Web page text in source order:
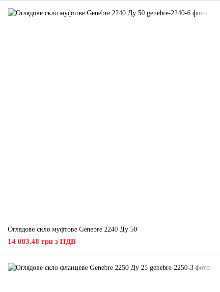
Оглядове скло муфтове Genebre 2240 Ду 50
14 083.48 грн з ПДВ